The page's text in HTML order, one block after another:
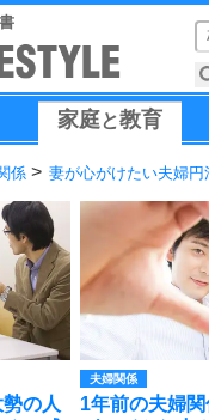
家庭と教育
係 妻が心がけたい夫婦円
の人
夫婦関係
1年前の夫婦